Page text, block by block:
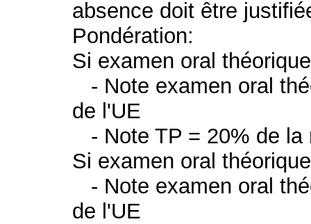
absence doit être
Pondération:
Si examen oral
- Note examen oral
de l'UE
- Note TP = 20% de la
Si examen oral
- Note examen oral
de l'UE